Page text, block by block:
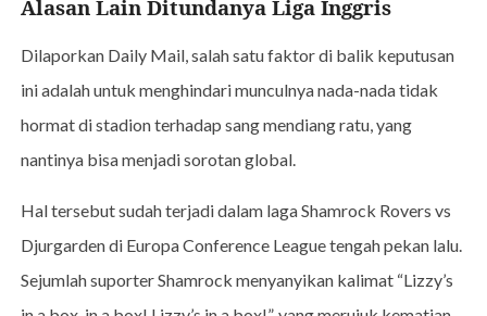
Alasan Lain Ditundanya Liga Inggris
Dilaporkan Daily Mail, salah satu faktor di balik keputusan
ini adalah untuk menghindari munculnya nada-nada tidak
hormat di stadion terhadap sang mendiang ratu, yang
nantinya bisa menjadi sorotan global.
Hal tersebut sudah terjadi dalam laga Shamrock Rovers vs
Djurgarden di Europa Conference League tengah pekan lalu.
Sejumlah suporter Shamrock menyanyikan kalimat “Lizzy’s